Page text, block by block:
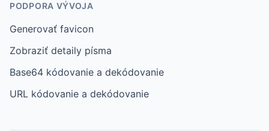
PODPORA VÝVOJA
Generovať favicon
Zobraziť detaily písma
Base64 kódovanie a dekódovanie
URL kódovanie a dekódovanie